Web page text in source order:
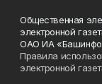
Общественная
электронной
ОАО ИА
Правила
электронной